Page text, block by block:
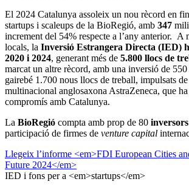
El 2024 Catalunya assoleix un nou rècord en
startups i scaleups de la BioRegió, amb 347
increment del 54% respecte a l’any anterior. A
locals, la Inversió Estrangera Directa (IED)
2020 i 2024, generant més de 5.800 llocs de
marcat un altre rècord, amb una inversió de
gairebé 1.700 nous llocs de treball, impulsats
multinacional anglosaxona AstraZeneca, que
compromís amb Catalunya.
La BioRegió compta amb prop de 80 inversors
participació de firmes de venture capital
Llegeix l’informe <em>FDI European Cities
Future 2024</em>
IED i fons per a <em>startups</em>